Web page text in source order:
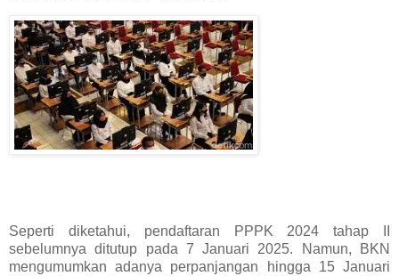
Seperti diketahui, pendaftaran PPPK 2024 tahap II
sebelumnya ditutup pada 7 Januari 2025. Namun, BKN
mengumumkan adanya perpanjangan hingga 15 Januari